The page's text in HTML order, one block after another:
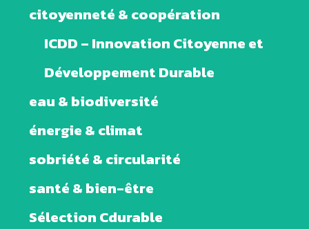
citoyenneté & coopération
ICDD – Innovation Citoyenne et
Développement Durable
eau & biodiversité
énergie & climat
sobriété & circularité
santé & bien-être
Sélection Cdurable